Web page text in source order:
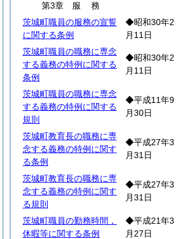
第3章 服務
茨城町職員の服務の宣誓
に関する条例
◆昭和30年2
月11日
茨城町職員の職務に専念
する義務の特例に関する
条例
◆昭和30年2
月11日
茨城町職員の職務に専念
する義務の特例に関する
規則
◆平成11年9
月30日
茨城町教育長の職務に専
念する義務の特例に関す
る条例
◆平成27年3
月31日
茨城町教育長の職務に専
念する義務の特例に関す
る規則
◆平成27年3
月31日
茨城町職員の勤務時間，
休暇等に関する条例
◆平成21年3
月27日